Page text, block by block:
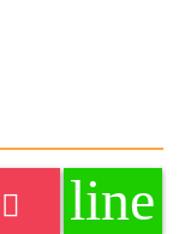
line